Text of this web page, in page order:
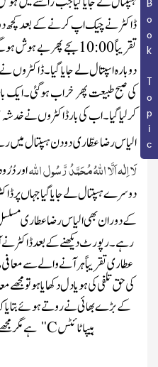
Book Topic ڈاکٹر نے چیک اپ کرنے کے بعد کچھ
تقریباً10:00بجے پھر بے ہوش
دوبارہ اسپتال لے جایا گیا۔
کی صبح طبیعت پھر خراب ہوگئی۔ایک
کرلیا گیا۔ اب کی بار ڈاکٹروں نے خدشہ
الیاس رضاعطّاری دو دن ہسپتال میں
لَا اِلٰہ اَلَّا اللہُ مُحَمَّدُ رَّسُول اللہاور
دوسرے ہسپتال لے جایا گیا جہاں پر
کے دوران بھیالیاس رضا عطاری
رہے ۔رپورٹ دیکھنے کے بعد ڈاکٹر نے
عطاری تقریباً ہر آنے والے سے معافی
کی حق تلفی کی ہو یا دل دکھایا ہو تو
کے بڑے بھائی نے روتے ہوئے بتایا
ہیپاٹائٹسC
‘‘ ہےمگر